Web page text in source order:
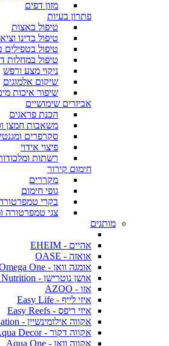
מזון דפים
פתרון בעיות
טיפול באצות
טיפול בדינו
טיפול בטפילים
טיפול במחלות
ניקוי מצע ורפש
שיקום אלמוגים
שיפור איכות
אביזרים שימושיים
הכנת פראגים
משאבות חמצן
סקרפרים
פיצוי אידוי
רשתות
חימום קירור
מקררים
גופי חימום
בקרי
צגי טמפרטורה
מותגים
אהיים - EHEIM
אואזה - OASE
אומגה וואן - Omega One
אושן נוטרישן - Ocean Nutrition
אזו - AZOO
איזי לייף - Easy Life
איזי ריפס - Easy Reefs
אקווה אילומינשיין - AI Aqua Illumination
אקווה דקור - Aqua Decor
אקווה וואן - Aqua One